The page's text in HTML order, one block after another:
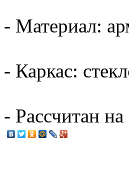
- Материал:
- Каркас:
- Рассчитан